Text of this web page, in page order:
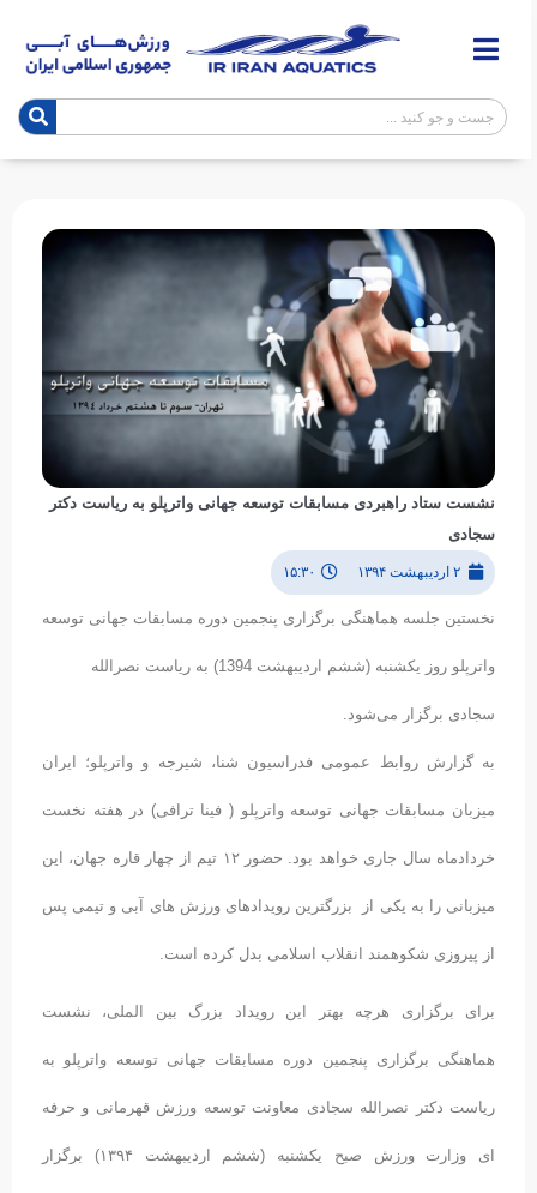
نشست ستاد راهبردی مسابقات توسعه جهانی واترپلو به ریاست دکتر
سجادی
۲ اردیبهشت ۱۳۹۴ ۱۵:۳۰
نخستین جلسه هماهنگی برگزاری پنجمین دوره مسابقات جهانی توسعه
واترپلو روز یکشنبه (ششم اردیبهشت 1394) به ریاست نصرالله
سجادی برگزار می‌شود.
به گزارش روابط عمومی فدراسیون شنا، شیرجه و واترپلو؛ ایران
میزبان مسابقات جهانی توسعه واترپلو ( فینا ترافی) در هفته نخست
خردادماه سال جاری خواهد بود. حضور ۱۲ تیم از چهار قاره جهان، این
میزبانی را به یکی از بزرگترین رویدادهای ورزش های آبی و تیمی پس
از پیروزی شکوهمند انقلاب اسلامی بدل کرده است.
برای برگزاری هرچه بهتر این رویداد بزرگ بین الملی، نشست
هماهنگی برگزاری پنجمین دوره مسابقات جهانی توسعه واترپلو به
ریاست دکتر نصرالله سجادی معاونت توسعه ورزش قهرمانی و حرفه
ای وزارت ورزش صبح یکشنبه (ششم اردیبهشت ۱۳۹۴) برگزار